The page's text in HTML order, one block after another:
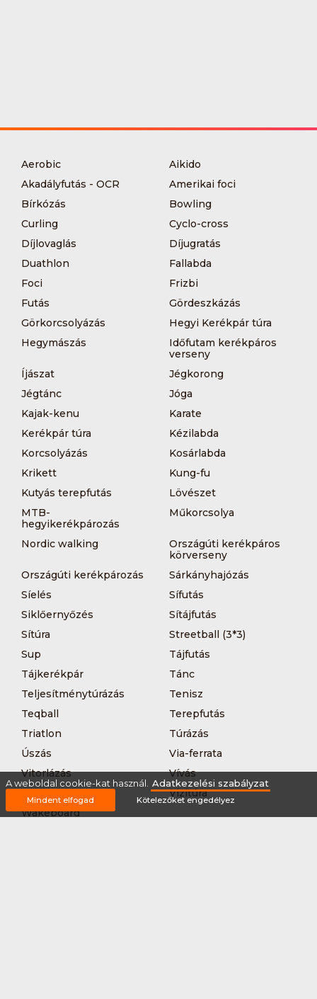
Aerobic
Aikido
Akadályfutás - OCR
Amerikai foci
Bírkózás
Bowling
Curling
Cyclo-cross
Díjlovaglás
Díjugratás
Duathlon
Fallabda
Foci
Frizbi
Futás
Gördeszkázás
Görkorcsolyázás
Hegyi Kerékpár túra
Hegymászás
Időfutam kerékpáros
verseny
Íjászat
Jégkorong
Jégtánc
Jóga
Kajak-kenu
Karate
Kerékpár túra
Kézilabda
Korcsolyázás
Kosárlabda
Krikett
Kung-fu
Kutyás terepfutás
Lövészet
MTB-
hegyikerékpározás
Műkorcsolya
Nordic walking
Országúti kerékpáros
körverseny
Országúti kerékpározás
Sárkányhajózás
Síelés
Sífutás
Siklőernyőzés
Sítájfutás
Sítúra
Streetball (3*3)
Sup
Tájfutás
Tájkerékpár
Tánc
Teljesítménytúrázás
Tenisz
Teqball
Terepfutás
Triatlon
Túrázás
Úszás
Via-ferrata
Vitorlázás
Vívás
Vizilabda
Vizitúra
Wakeboard
A weboldal cookie-kat használ. Adatkezelési szabályzat
Mindent elfogad Kötelezőket engedélyez